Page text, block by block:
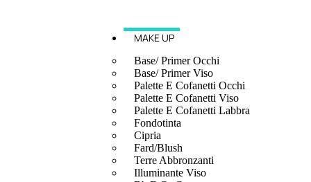
MAKE UP
Base/ Primer Occhi
Base/ Primer Viso
Palette E Cofanetti Occhi
Palette E Cofanetti Viso
Palette E Cofanetti Labbra
Fondotinta
Cipria
Fard/Blush
Terre Abbronzanti
Illuminante Viso